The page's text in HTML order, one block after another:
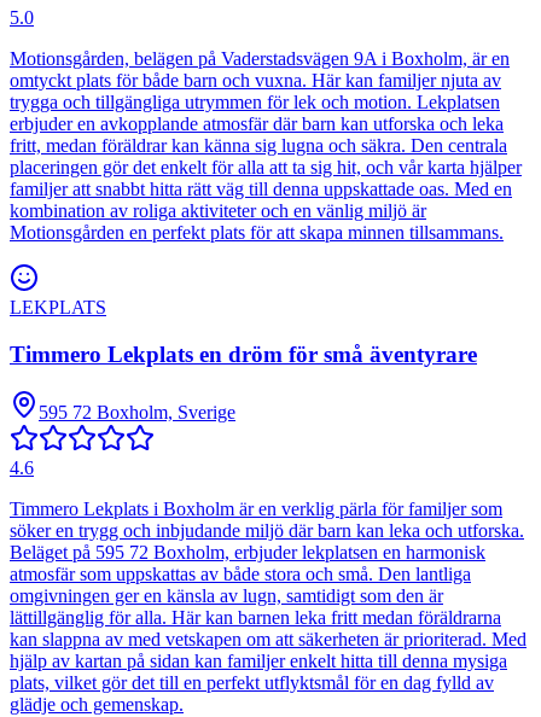
5.0
Motionsgården, belägen på Vaderstadsvägen 9A i Boxholm, är en
omtyckt plats för både barn och vuxna. Här kan familjer njuta av
trygga och tillgängliga utrymmen för lek och motion. Lekplatsen
erbjuder en avkopplande atmosfär där barn kan utforska och leka
fritt, medan föräldrar kan känna sig lugna och säkra. Den centrala
placeringen gör det enkelt för alla att ta sig hit, och vår karta hjälper
familjer att snabbt hitta rätt väg till denna uppskattade oas. Med en
kombination av roliga aktiviteter och en vänlig miljö är
Motionsgården en perfekt plats för att skapa minnen tillsammans.
LEKPLATS
Timmero Lekplats en dröm för små äventyrare
595 72 Boxholm, Sverige
4.6
Timmero Lekplats i Boxholm är en verklig pärla för familjer som
söker en trygg och inbjudande miljö där barn kan leka och utforska.
Beläget på 595 72 Boxholm, erbjuder lekplatsen en harmonisk
atmosfär som uppskattas av både stora och små. Den lantliga
omgivningen ger en känsla av lugn, samtidigt som den är
lättillgänglig för alla. Här kan barnen leka fritt medan föräldrarna
kan slappna av med vetskapen om att säkerheten är prioriterad. Med
hjälp av kartan på sidan kan familjer enkelt hitta till denna mysiga
plats, vilket gör det till en perfekt utflyktsmål för en dag fylld av
glädje och gemenskap.